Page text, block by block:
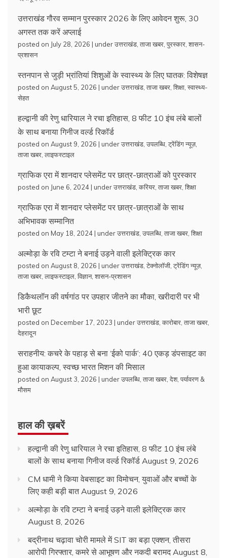
उत्तराखंड गौरव सम्मान पुरस्कार 2026 के लिए आवेदन शुरू, 30
अगस्त तक करें अप्लाई
posted on July 28, 2026 | underउत्तराखंड ताजा खबर पुरस्कार शासन-
प्रशासन
स्तनपान से जुड़ी भ्रांतियां शिशुओं के स्वास्थ्य के लिए घातक: विशेषज्ञ
posted on August 5, 2026 | underउत्तराखंड ताजा खबर शिक्षा स्वास्थ्य-
सेहत
हल्द्वानी की रेणु धारियाल ने रचा इतिहास, 8 फीट 10 इंच लंबे बालों
के साथ बनाया गिनीज वर्ल्ड रिकॉर्ड
posted on August 9, 2026 | underउत्तराखंड उपलब्धि ट्रेंडिंग न्यूज़,
ताजा खबर लाइफस्टाइल
ग्राफिक एरा में शानदार प्लेसमेंट पर छात्र-छात्राओं को पुरस्कार
posted on June 6, 2024 | underउत्तराखंड करियर ताजा खबर शिक्षा
ग्राफिक एरा में शानदार प्लेसमेंट पर छात्र-छात्राओं के साथ
अभिभावक सम्मानित
posted on May 18, 2024 | underउत्तराखंड उपलब्धि ताजा खबर शिक्षा
अल्मोड़ा के रवि टम्टा ने बनाई उड़ने वाली इलेक्ट्रिक कार
posted on August 8, 2026 | underउत्तराखंड टेक्नोलॉजी ट्रेंडिंग न्यूज़,
ताजा खबर लाइफस्टाइल विज्ञान, शासन-प्रशासन
डिकैथलॉन की वर्षगांठ पर उपहार जीतने का मौका, खरीदारी पर भी
भारी छूट
posted on December 17, 2023 | underउत्तराखंड कारोबार ताजा खबर
देहरादून
सराहनीय: कचरे के पहाड़ से बना ‘ईको पार्क’: 40 एकड़ डंपसाइट का
हुआ कायाकल्प, स्वच्छ भारत मिशन की मिसाल
posted on August 3, 2026 | underउपलब्धि ताजा खबर देश, पर्यावरण &
मौसम
हाल की ख़बरें
हल्द्वानी की रेणु धारियाल ने रचा इतिहास, 8 फीट 10 इंच लंबे
बालों के साथ बनाया गिनीज वर्ल्ड रिकॉर्ड August 9, 2026
CM धामी ने किया वेबसाइट का विमोचन, युवाओं और बच्चों के
लिए कही बड़ी बात August 9, 2026
अल्मोड़ा के रवि टम्टा ने बनाई उड़ने वाली इलेक्ट्रिक कार
August 8, 2026
बद्रीनाथ चढ़ावा चोरी मामले में SIT का बड़ा एक्शन, तीसरा
आरोपी गिरफ्तार, कमरे से आभूषण और नकदी बरामद August 8,